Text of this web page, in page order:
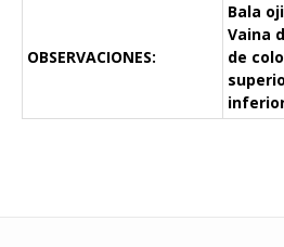
OBSERVACIONES:
Bala
Vaina
de